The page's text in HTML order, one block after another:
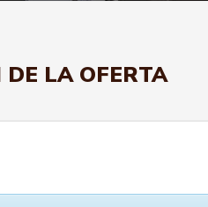
LA OFERTA